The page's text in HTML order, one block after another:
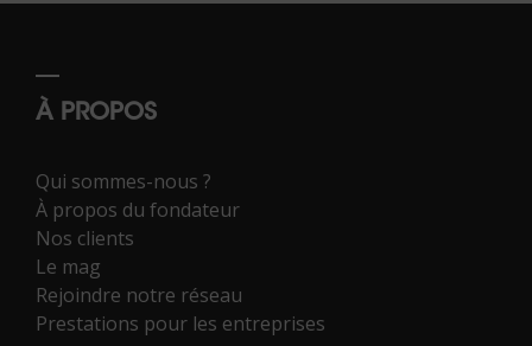
À PROPOS
Qui sommes-nous ?
À propos du fondateur
Nos clients
Le mag
Rejoindre notre réseau
Prestations pour les entreprises